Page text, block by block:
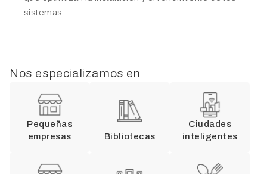
sistemas.
Nos especializamos en
Pequeñas
empresas
Bibliotecas
Ciudades
inteligentes